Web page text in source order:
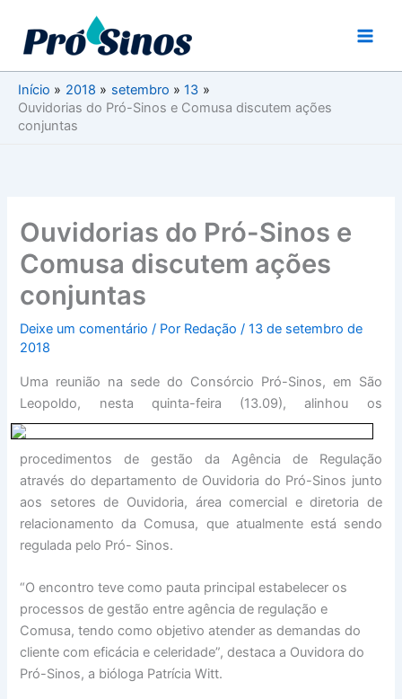
conteúdo
Início
2018 setembro
13
Ouvidorias do Pró-Sinos e Comusa discutem ações
conjuntas
Ouvidorias do Pró-Sinos e
Comusa discutem ações
conjuntas
Deixe um comentário / Por Redação/13 de setembro de
2018
Uma reunião na sede do Consórcio Pró-Sinos, em São
Leopoldo, nesta quinta-feira (13.09), alinhou os
procedimentos de gestão da Agência de Regulação
através do departamento de Ouvidoria do Pró-Sinos junto
aos setores de Ouvidoria, área comercial e diretoria de
relacionamento da Comusa, que atualmente está sendo
regulada pelo Pró- Sinos.
“O encontro teve como pauta principal estabelecer os
processos de gestão entre agência de regulação e
Comusa, tendo como objetivo atender as demandas do
cliente com eficácia e celeridade”, destaca a Ouvidora do
Pró-Sinos, a bióloga Patrícia Witt.